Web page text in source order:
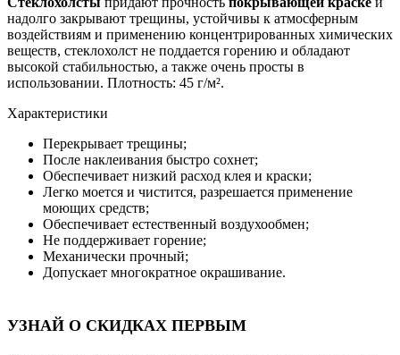
надолго закрывают трещины, устойчивы к атмосферным
воздействиям и применению концентрированных химических
веществ, стеклохолст не поддается горению и обладают
высокой стабильностью, а также очень просты в
использовании. Плотность: 45 г/м².
Характеристики
Перекрывает трещины;
После наклеивания быстро сохнет;
Обеспечивает низкий расход клея и краски;
Легко моется и чистится, разрешается применение
моющих средств;
Обеспечивает естественный воздухообмен;
Не поддерживает горение;
Механически прочный;
Допускает многократное окрашивание.
УЗНАЙ О СКИДКАХ ПЕРВЫМ